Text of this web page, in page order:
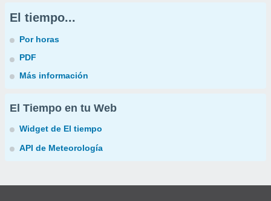
El tiempo...
Por horas
PDF
Más información
El Tiempo en tu Web
Widget de El tiempo
API de Meteorología